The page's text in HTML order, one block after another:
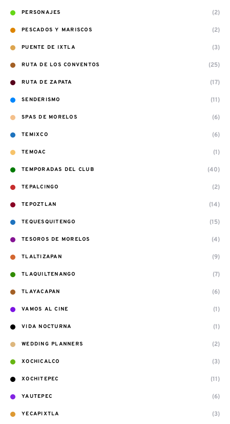
PERSONAJES (2)
PESCADOS Y MARISCOS (2)
PUENTE DE IXTLA (3)
RUTA DE LOS CONVENTOS (25)
RUTA DE ZAPATA (17)
SENDERISMO (11)
SPAS DE MORELOS (6)
TEMIXCO (6)
TEMOAC (1)
TEMPORADAS DEL CLUB (40)
TEPALCINGO (2)
TEPOZTLAN (14)
TEQUESQUITENGO (15)
TESOROS DE MORELOS (4)
TLALTIZAPAN (9)
TLAQUILTENANGO (7)
TLAYACAPAN (6)
VAMOS AL CINE (1)
VIDA NOCTURNA (1)
WEDDING PLANNERS (2)
XOCHICALCO (3)
XOCHITEPEC (11)
YAUTEPEC (6)
YECAPIXTLA (3)